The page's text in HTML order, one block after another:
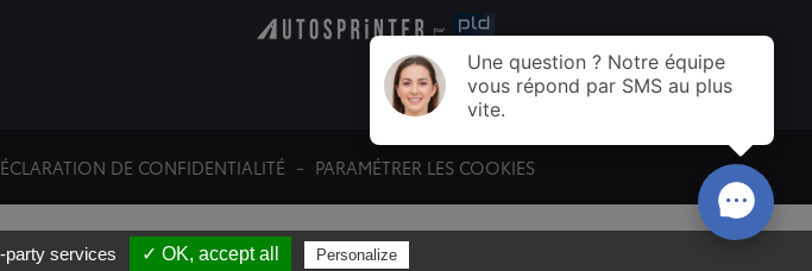
DE CONFIDENTIALITÉ PARAMÉTRER LES COOKIES
PYMAC
party services ✓ OK, accept all Personalize